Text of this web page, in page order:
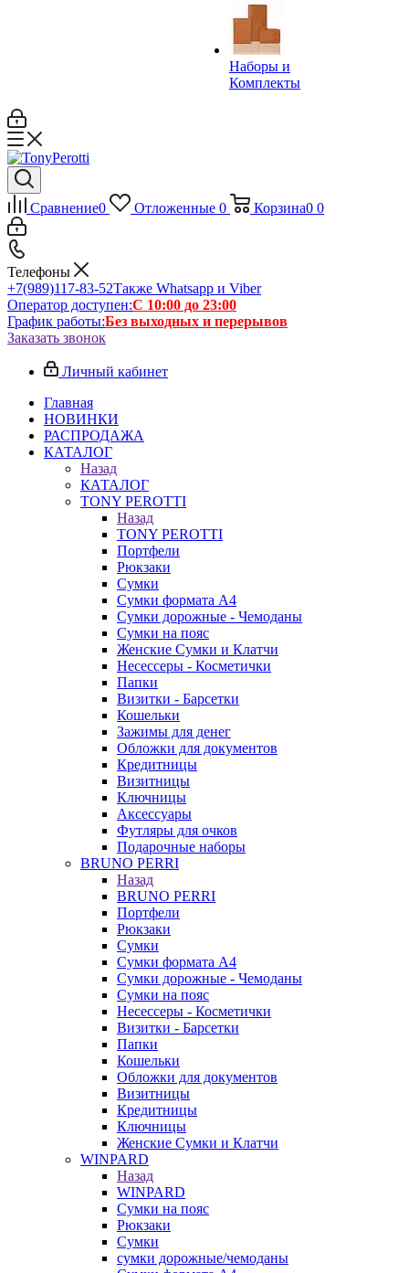
Наборы и
Комплекты
Сравнение0 Отложенные 0 Корзина0 0
Телефоны
+7(989)117-83-52Также Whatsapp и Viber
Оператор доступен:С 10:00 до 23:00
График работы:Без выходных и перерывов
Заказать звонок
Личный кабинет
Главная
НОВИНКИ
РАСПРОДАЖА
КАТАЛОГ
Назад
КАТАЛОГ
TONY PEROTTI
Назад
TONY PEROTTI
Портфели
Рюкзаки
Сумки
Сумки формата А4
Сумки дорожные - Чемоданы
Сумки на пояс
Женские Сумки и Клатчи
Несессеры - Косметички
Папки
Визитки - Барсетки
Кошельки
Зажимы для денег
Обложки для документов
Кредитницы
Визитницы
Ключницы
Аксессуары
Футляры для очков
Подарочные наборы
BRUNO PERRI
Назад
BRUNO PERRI
Портфели
Рюкзаки
Сумки
Сумки формата А4
Сумки дорожные - Чемоданы
Сумки на пояс
Несессеры - Косметички
Визитки - Барсетки
Папки
Кошельки
Обложки для документов
Визитницы
Кредитницы
Ключницы
Женские Сумки и Клатчи
WINPARD
Назад
WINPARD
Сумки на пояс
Рюкзаки
Сумки
сумки дорожные/чемоданы